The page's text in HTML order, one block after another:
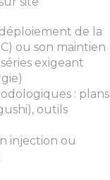
de la
ou son maintien
exigeant
: plans
outils
injection ou